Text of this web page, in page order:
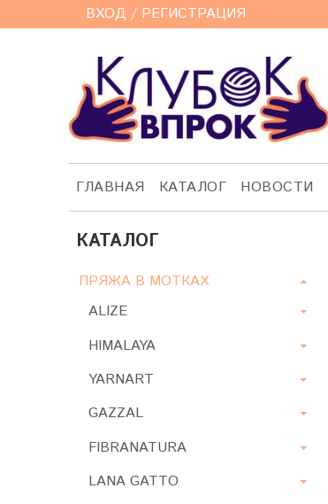
ВХОД / РЕГИСТРАЦИЯ
ГЛАВНАЯ КАТАЛОГ НОВОСТИ
КАТАЛОГ
ПРЯЖА В МОТКАХ
ALIZE
HIMALAYA
YARNART
GAZZAL
FIBRANATURA
LANA GATTO